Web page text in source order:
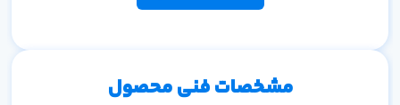
مشخصات فنی محصول